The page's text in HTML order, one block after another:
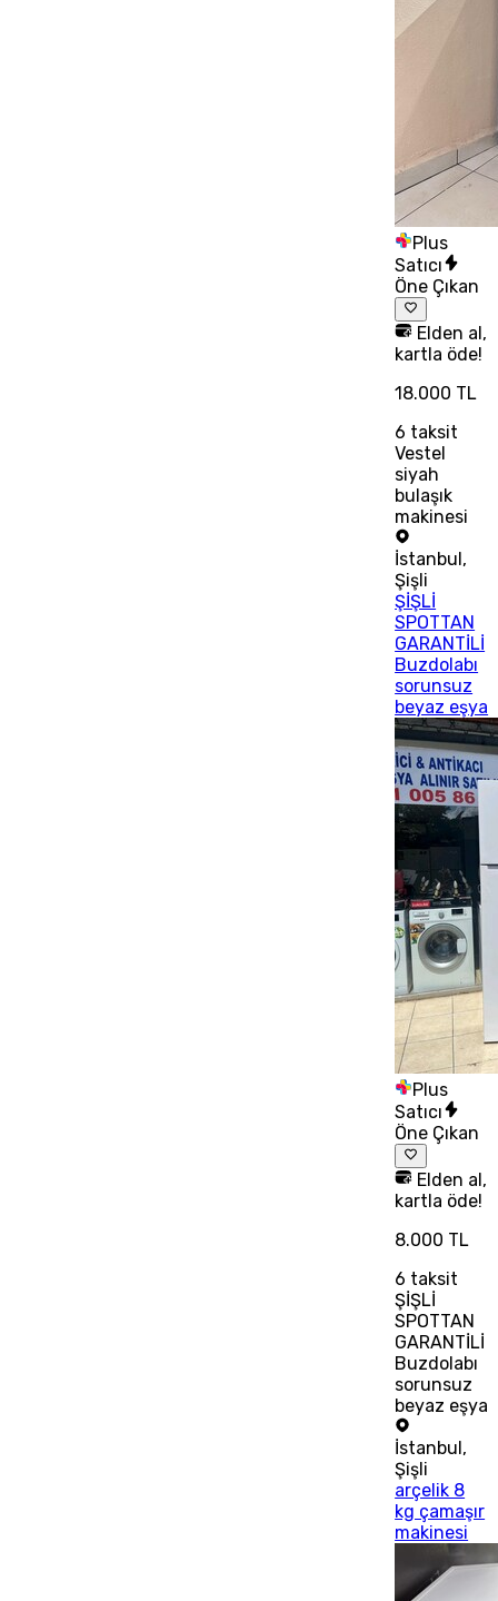
Plus
Satıcı
Öne Çıkan
Elden al,
kartla öde!
18.000 TL
6 taksit
Vestel
siyah
bulaşık
makinesi
İstanbul,
Şişli
ŞİŞLİ
SPOTTAN
GARANTİLİ
Buzdolabı
sorunsuz
beyaz eşya
Plus
Satıcı
Öne Çıkan
Elden al,
kartla öde!
8.000 TL
6 taksit
ŞİŞLİ
SPOTTAN
GARANTİLİ
Buzdolabı
sorunsuz
beyaz eşya
İstanbul ,
Şişli
arçelik 8
kg çamaşır
makinesi